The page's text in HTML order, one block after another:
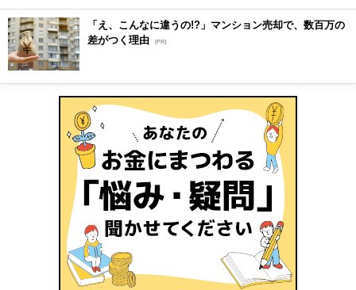
「え、こんなに違うの!?」マンション売却で、数百万の
差がつく理由 [PR]